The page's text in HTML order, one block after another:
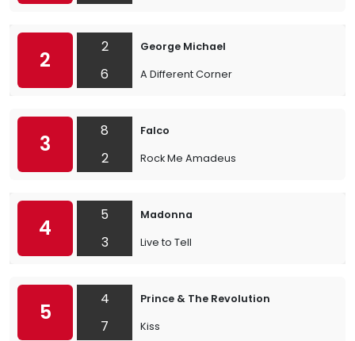
2
2
6
George Michael
A Different Corner
3
8
2
Falco
Rock Me Amadeus
4
5
3
Madonna
Live to Tell
5
4
7
Prince & The Revolution
Kiss